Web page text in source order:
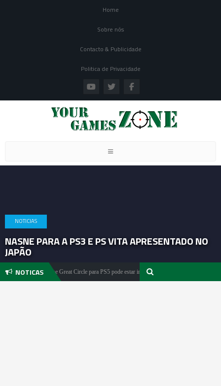
Home
Sobre nós
Contacto & Publicidade
Politica de Privacidade
Toggle navigation
NOTICIAS
NASNE PARA A PS3 E PS VITA APRESENTADO NO
JAPÃO
NOTICAS
Jones and the Great Circle para PS5 pode estar iminente